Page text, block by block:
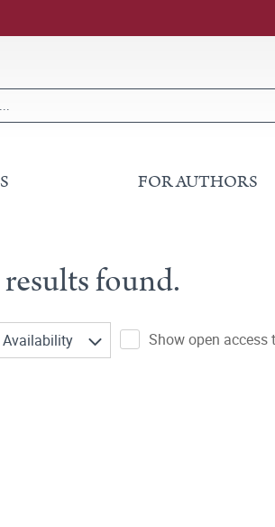
FOR AUTHORS
found.
Availability Show open access